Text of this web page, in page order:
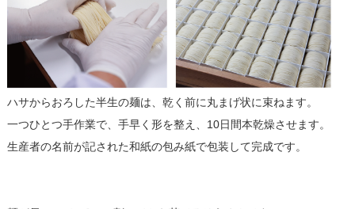
ハサからおろした半生の麺は、乾く前に丸まげ状に束ねます。
一つひとつ手作業で、手早く形を整え、10日間本乾燥させます。
生産者の名前が記された和紙の包み紙で包装して完成です。